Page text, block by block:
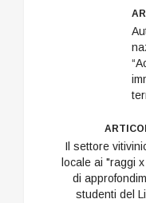
Il settore
locale ai "raggi
di
studenti del